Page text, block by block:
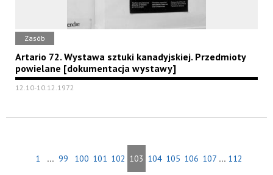
Zasób
Artario 72. Wystawa sztuki kanadyjskiej. Przedmioty
powielane [dokumentacja wystawy]
12.10-10.12.1972
1 ... 99 100 101 102 103 104 105 106 107 ... 112